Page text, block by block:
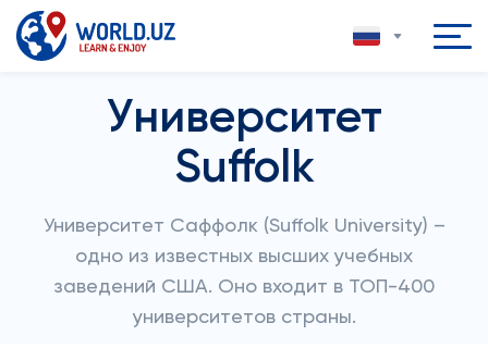
Университет
Suffolk
Университет Саффолк (Suffolk University) –
одно из известных высших учебных
заведений США. Оно входит в ТОП-400
университетов страны.